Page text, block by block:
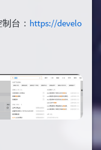
台： https://develo